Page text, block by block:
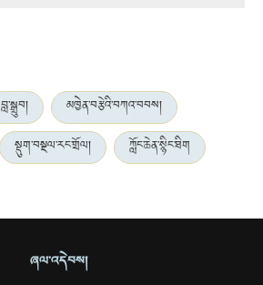
བླ་སྒྲུབ།
མཁྱེན་བརྩེའི་བཀའ་བབས།
སྡུག་བསྔལ་རང་གྲོལ། ཀློང་ཆེན་སྙིང་ཐིག
ཞལ་འདེབས།